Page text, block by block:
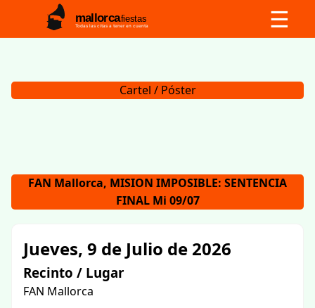
mallorcafiestas
Todas las citas a tener en cuenta ☰
Cartel / Póster
FAN Mallorca, MISION IMPOSIBLE: SENTENCIA
FINAL Mi 09/07
Jueves, 9 de Julio de 2026
Recinto / Lugar
FAN Mallorca